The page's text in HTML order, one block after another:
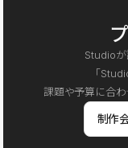
Studioが
「
課題や予算に合わ
制作